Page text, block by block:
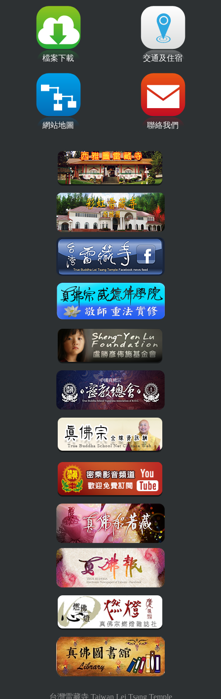
檔案下載 交通及住宿
網站地圖 聯絡我們
台灣雷藏寺 Taiwan Lei Tsang Temple